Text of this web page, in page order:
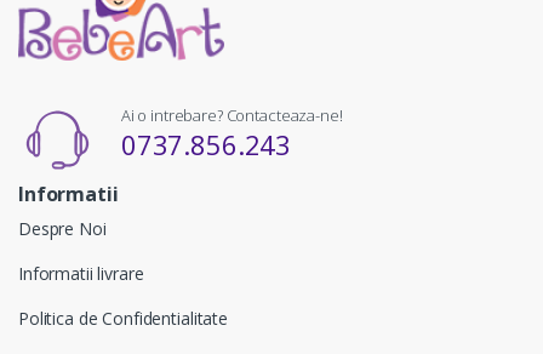
Ai o intrebare? Contacteaza-ne!
0737.856.243
Informatii
Despre Noi
Informatii livrare
Politica de Confidentialitate